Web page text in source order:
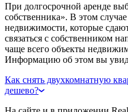
При долгосрочной аренде
собственника». В этом
недвижимости, которые
связаться с собственником
чаще всего объекты
Информацию об этом вы
Как снять двухкомнатную
дешево?